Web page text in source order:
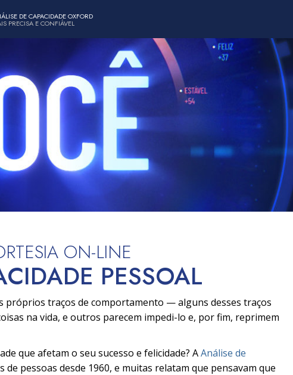
DE CAPACIDADE OXFORD
PRECISA E CONFIÁVEL
ON-LINE
PESSOAL
próprios traços de comportamento — alguns desses traços
na vida, e outros parecem impedi-lo e, por fim, reprimem
que afetam o seu sucesso e felicidade? AAnálise de
de pessoas desde 1960, e muitas relatam que pensavam que